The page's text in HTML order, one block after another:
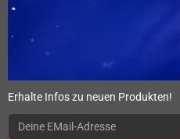
Erhalte Infos zu neuen Produkten!